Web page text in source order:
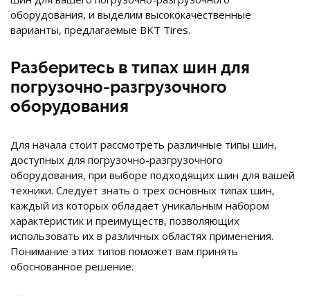
оборудования, и выделим высококачественные
варианты, предлагаемые BKT Tires.
Разберитесь в типах шин для
погрузочно-разгрузочного
оборудования
Для начала стоит рассмотреть различные типы шин,
доступных для погрузочно-разгрузочного
оборудования, при выборе подходящих шин для вашей
техники. Следует знать о трех основных типах шин,
каждый из которых обладает уникальным набором
характеристик и преимуществ, позволяющих
использовать их в различных областях применения.
Понимание этих типов поможет вам принять
обоснованное решение.